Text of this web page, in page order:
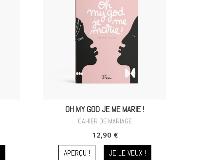
OH MY GOD JE ME MARIE !
CAHIER DE MARIAGE
12,90 €
APERÇU ! JE LE VEUX !